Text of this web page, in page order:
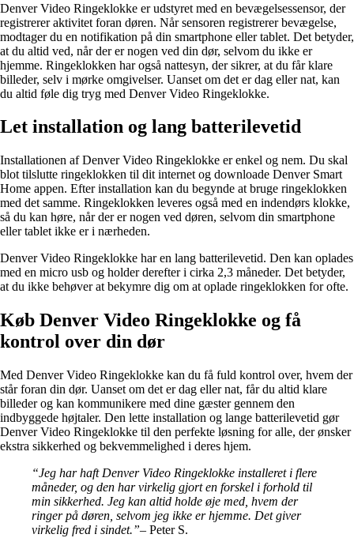
Denver Video Ringeklokke er udstyret med en bevægelsessensor, der
registrerer aktivitet foran døren. Når sensoren registrerer bevægelse,
modtager du en notifikation på din smartphone eller tablet. Det betyder,
at du altid ved, når der er nogen ved din dør, selvom du ikke er
hjemme. Ringeklokken har også nattesyn, der sikrer, at du får klare
billeder, selv i mørke omgivelser. Uanset om det er dag eller nat, kan
du altid føle dig tryg med Denver Video Ringeklokke.
Let installation og lang batterilevetid
Installationen af Denver Video Ringeklokke er enkel og nem. Du skal
blot tilslutte ringeklokken til dit internet og downloade Denver Smart
Home appen. Efter installation kan du begynde at bruge ringeklokken
med det samme. Ringeklokken leveres også med en indendørs klokke,
så du kan høre, når der er nogen ved døren, selvom din smartphone
eller tablet ikke er i nærheden.
Denver Video Ringeklokke har en lang batterilevetid. Den kan oplades
med en micro usb og holder derefter i cirka 2,3 måneder. Det betyder,
at du ikke behøver at bekymre dig om at oplade ringeklokken for ofte.
Køb Denver Video Ringeklokke og få
kontrol over din dør
Med Denver Video Ringeklokke kan du få fuld kontrol over, hvem der
står foran din dør. Uanset om det er dag eller nat, får du altid klare
billeder og kan kommunikere med dine gæster gennem den
indbyggede højtaler. Den lette installation og lange batterilevetid gør
Denver Video Ringeklokke til den perfekte løsning for alle, der ønsker
ekstra sikkerhed og bekvemmelighed i deres hjem.
“Jeg har haft Denver Video Ringeklokke installeret i flere
måneder, og den har virkelig gjort en forskel i forhold til
min sikkerhed. Jeg kan altid holde øje med, hvem der
ringer på døren, selvom jeg ikke er hjemme. Det giver
virkelig fred i sindet.”– Peter S.